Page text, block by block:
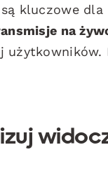
kluczowe
na